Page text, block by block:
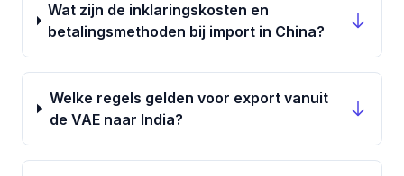
Wat zijn de inklaringskosten en
betalingsmethoden bij import in China?
Welke regels gelden voor export vanuit
de VAE naar India?